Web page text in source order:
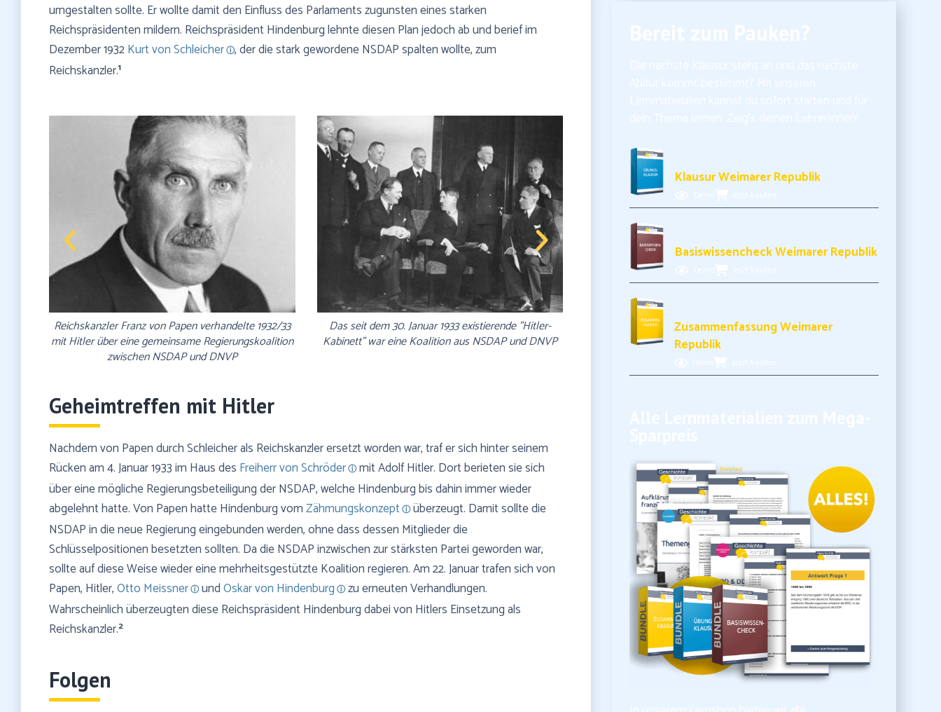
umgestalten sollte. Er wollte damit den Einfluss des Parlaments zugunsten eines starken
Reichspräsidenten mildern. Reichspräsident Hindenburg lehnte diesen Plan jedoch ab und berief im
Dezember 1932Kurt von Schleicher , der die stark gewordene NSDAP spalten wollte, zum
Reichskanzler.1
1932/33
Das seit dem 30. Januar 1933 existierende "Hitler-
Kabinett" war eine Koalition aus NSDAP und DNVP
Reichskanzler Franz von Papen verhandelte 1932/33
mit Hitler über eine gemeinsame Regierungskoalition
Das seit dem 30. Januar 1933 existierende "Hitler-
Kabinett" war eine Koalition aus NSDAP und DNVP
Geheimtreffen mit Hitler
Nachdem von Papen durch Schleicher als Reichskanzler ersetzt worden war, traf er sich hinter seinem
Rücken am 4. Januar 1933 im Haus des Freiherr von Schröder
mit Adolf Hitler. Dort berieten sie sich
über eine mögliche Regierungsbeteiligung der NSDAP, welche Hindenburg bis dahin immer wieder
abgelehnt hatte. Von Papen hatte Hindenburg vomZähmungskonzept
überzeugt. Damit sollte die
NSDAP in die neue Regierung eingebunden werden, ohne dass dessen Mitglieder die
Schlüsselpositionen besetzten sollten. Da die NSDAP inzwischen zur stärksten Partei geworden war,
sollte auf diese Weise wieder eine mehrheitsgestützte Koalition regieren. Am 22. Januar trafen sich von
Papen, Hitler,Otto Meissner undOskar von Hindenburg
zu erneuten Verhandlungen.
Wahrscheinlich überzeugten diese Reichspräsident Hindenburg dabei von Hitlers Einsetzung als
Reichskanzler.2
Folgen
Klausur Weimarer Republik
Basiswissencheck Weimarer Republik
Zusammenfassung Weimarer
Republik